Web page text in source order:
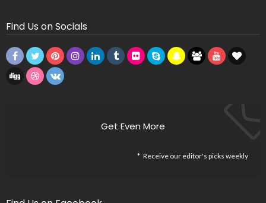
Find Us on Socials
Get Even More
Receive our editor's picks weekly